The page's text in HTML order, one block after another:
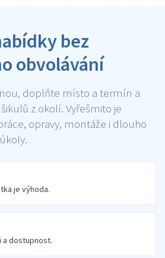
bez
obvolávání
doplňte místo a termín a
z okolí. Vyřešmito je
opravy, montáže i dlouho
je výhoda.
a dostupnost.